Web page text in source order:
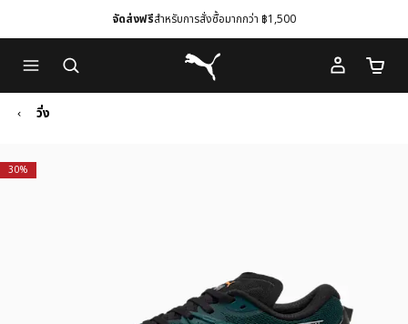
to
Main
content
to
Footer
Content
จัดส่งฟรีสำหรับการสั่งซื้อมากกว่า ฿1,500
Puma โฮม
จำนว
วิ่ง
30%